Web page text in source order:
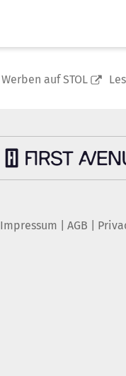
Werben auf STOL
Impressum AGB